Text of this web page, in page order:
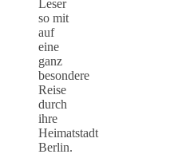
Leser
so mit
auf
eine
ganz
besondere
Reise
durch
ihre
Heimatstadt
Berlin.